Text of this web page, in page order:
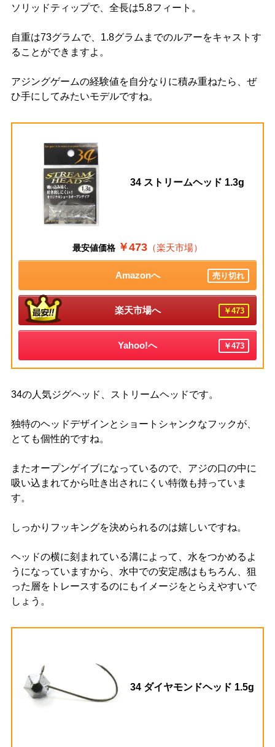
ソリッドティップで、全長は5.8フィート。
自重は73グラムで、1.8グラムまでのルアーをキャストす
ることができますよ。
アジングゲームの経験値を自分なりに積み重ねたら、ぜ
ひ手にしてみたいモデルですね。
34 ストリームヘッド 1.3g
最安値価格 ￥473 （楽天市場）
Amazonへ 売り切れ
楽天市場へ ￥473
Yahoo!へ ￥473
34の人気ジグヘッド、ストリームヘッドです。
独特のヘッドデザインとショートシャンクなフックが、
とても個性的ですね。
またオープンゲイブになっているので、アジの口の中に
吸い込まれてから吐き出されにくい特徴も持っていま
す。
しっかりフッキングを決められるのは嬉しいですね。
ヘッドの横に刻まれている溝によって、水をつかめるよ
うになっていますから、水中での安定感はもちろん、狙
った層をトレースするのにもイメージをとらえやすいで
しょう。
34 ダイヤモンドヘッド 1.5g